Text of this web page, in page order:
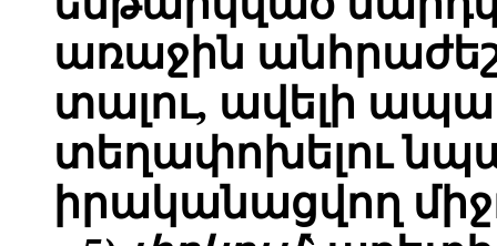
առաջին
տալու, ավելի
տեղափոխելու
իրականացվող